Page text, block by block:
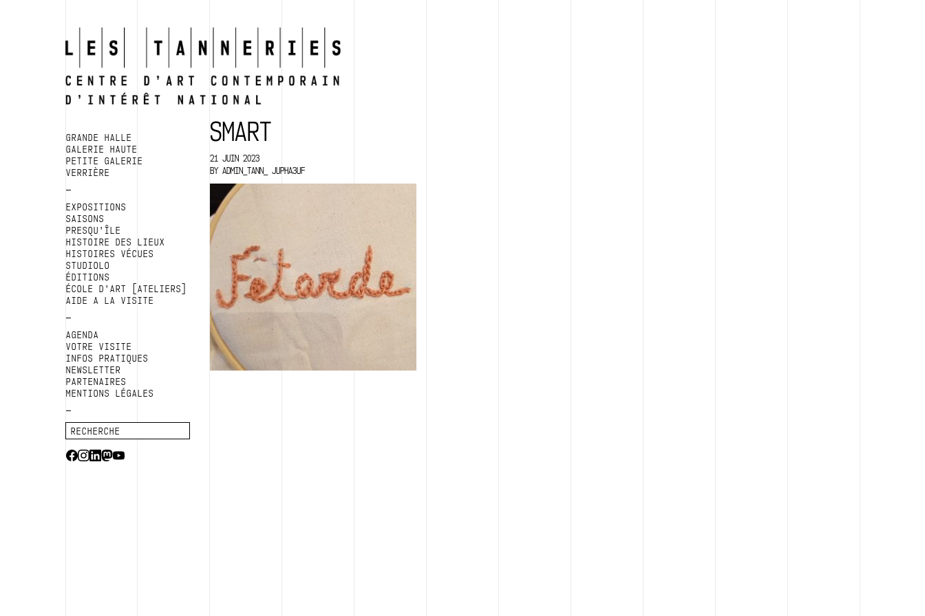
GRANDE HALLE
GALERIE HAUTE
PETITE GALERIE
VERRIÈRE
EXPOSITIONS
SAISONS
PRESQU’ÎLE
HISTOIRE DES LIEUX
HISTOIRES VÉCUES
STUDIOLO
ÉDITIONS
ÉCOLE D’ART [ATELIERS]
AIDE A LA VISITE
AGENDA
VOTRE VISITE
INFOS PRATIQUES
NEWSLETTER
PARTENAIRES
MENTIONS LÉGALES
SMART
21 JUIN 2023
BY ADMIN_TANN_ JUPHA3UF